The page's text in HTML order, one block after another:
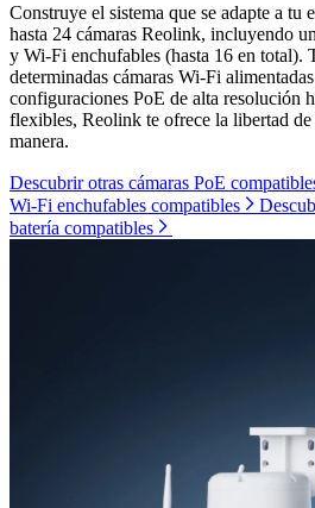
Construye el sistema que se adapte a tu
hasta 24 cámaras Reolink, incluyendo
y Wi-Fi enchufables (hasta 16 en total).
determinadas cámaras Wi-Fi
configuraciones PoE de alta resolución
flexibles, Reolink te ofrece la libertad
manera.
Descubrir otras cámaras PoE
Wi-Fi enchufables compatibles
batería compatibles